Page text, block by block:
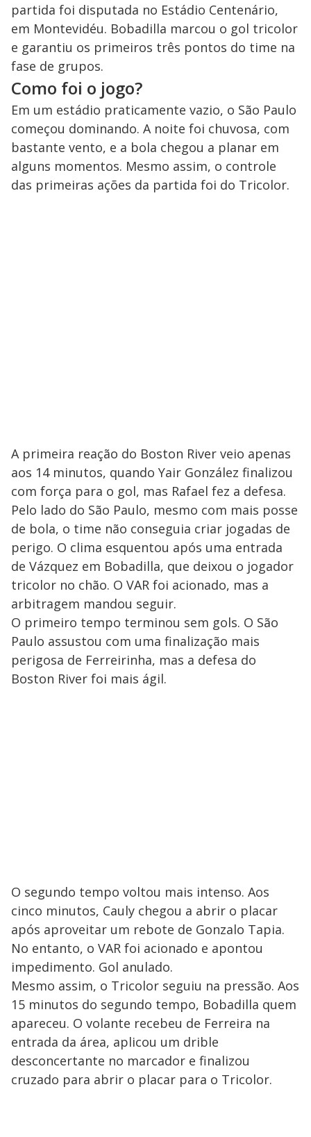
partida foi disputada no Estádio Centenário,
em Montevidéu. Bobadilla marcou o gol tricolor
e garantiu os primeiros três pontos do time na
fase de grupos.
Como foi o jogo?
Em um estádio praticamente vazio, o São Paulo
começou dominando. A noite foi chuvosa, com
bastante vento, e a bola chegou a planar em
alguns momentos. Mesmo assim, o controle
das primeiras ações da partida foi do Tricolor.
A primeira reação do Boston River veio apenas
aos 14 minutos, quando Yair González finalizou
com força para o gol, mas Rafael fez a defesa.
Pelo lado do São Paulo, mesmo com mais posse
de bola, o time não conseguia criar jogadas de
perigo. O clima esquentou após uma entrada
de Vázquez em Bobadilla, que deixou o jogador
tricolor no chão. O VAR foi acionado, mas a
arbitragem mandou seguir.
O primeiro tempo terminou sem gols. O São
Paulo assustou com uma finalização mais
perigosa de Ferreirinha, mas a defesa do
Boston River foi mais ágil.
O segundo tempo voltou mais intenso. Aos
cinco minutos, Cauly chegou a abrir o placar
após aproveitar um rebote de Gonzalo Tapia.
No entanto, o VAR foi acionado e apontou
impedimento. Gol anulado.
Mesmo assim, o Tricolor seguiu na pressão. Aos
15 minutos do segundo tempo, Bobadilla quem
apareceu. O volante recebeu de Ferreira na
entrada da área, aplicou um drible
desconcertante no marcador e finalizou
cruzado para abrir o placar para o Tricolor.